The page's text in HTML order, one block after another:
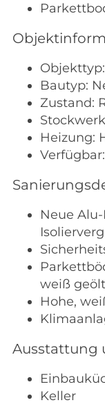
Objekttyp:
Bautyp:
Zustand:
Heizung:
Verfügbar:
Neue
weiß geölt
Hohe,
Ausstattung
Keller